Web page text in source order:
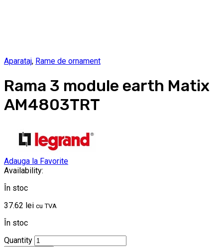
Aparataj, Rame de ornament
Rama 3 module earth Matix
AM4803TRT
Adauga la Favorite
Availability:
În stoc
37.62 lei cu TVA
În stoc
Quantity